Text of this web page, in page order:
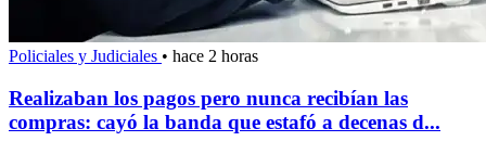
Policiales y Judiciales • hace 2 horas
Realizaban los pagos pero nunca recibían las
compras: cayó la banda que estafó a decenas d...